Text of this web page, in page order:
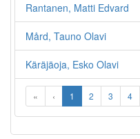
Rantanen, Matti Edvard
Mård, Tauno Olavi
Käräjäoja, Esko Olavi
« ‹ 1 2 3 4